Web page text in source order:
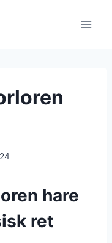
hare
ret